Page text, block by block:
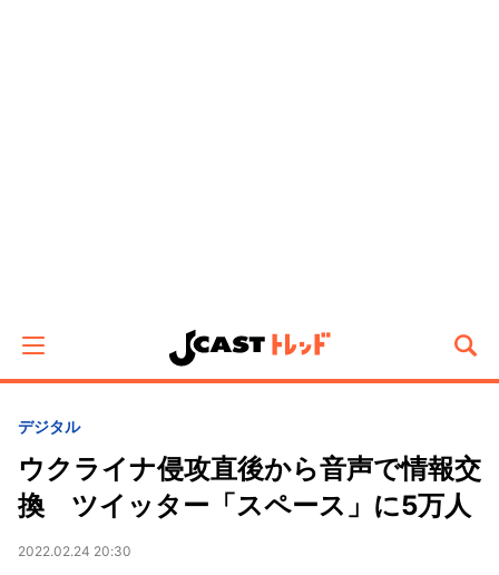
デジタル
ウクライナ侵攻直後から音声で情報交
換 ツイッター「スペース」に5万人
2022.02.24 20:30